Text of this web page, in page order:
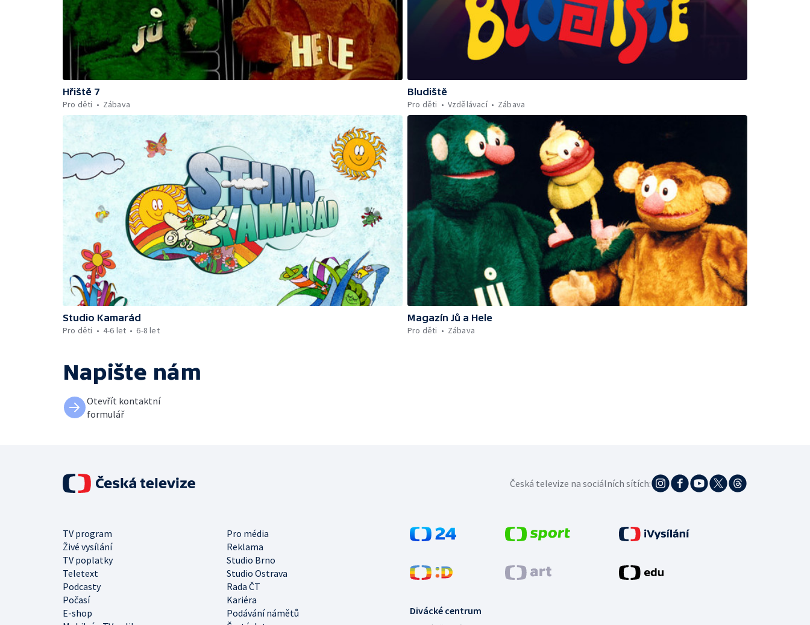
Hřiště 7
Pro děti
Zábava
Bludiště
Pro děti
Vzdělávací Zábava
Studio Kamarád
Pro děti
4-6 let 6-8 let
Magazín Jů a Hele
Pro děti
Zábava
Napište nám
Otevřít kontaktní
formulář
Divácké centrum
TV program
Pro média
Živé vysílání
Reklama
TV poplatky
Studio Brno
Teletext
Studio Ostrava
Podcasty
Rada ČT
Počasí
Kariéra
E-shop
Podávání námětů
Česká televize na sociálních sítích: